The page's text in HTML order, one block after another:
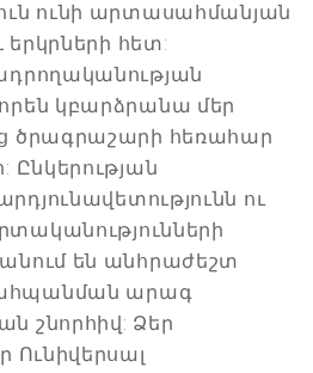
ունի արտասահմանյան
երկրների հետ:
կբարձրանա մեր
ծրագրաշարի հեռահար
Ընկերության
ու
են անհրաժեշտ
արագ
շնորհիվ: Ձեր
Ունիվերսալ